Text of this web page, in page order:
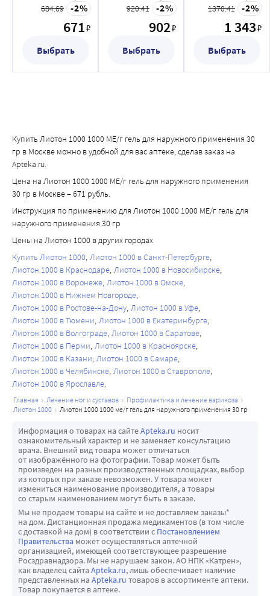
применения 30
684.69
2
671₽
Выбрать
применения 50
920.41
2
902₽
Выбрать
применения 100
1370.41
2
1 343₽
Выбрать
Купить Лиотон 1000 1000 МЕ/г гель для наружного применения 30
гр в Москве можно в удобной для вас аптеке, сделав заказ на
Apteka.ru.
Цена на Лиотон 1000 1000 МЕ/г гель для наружного применения
30 гр в Москве – 671 рубль.
Инструкция по применению для Лиотон 1000 1000 МЕ/г гель для
наружного применения 30 гр
Цены на Лиотон 1000 в других городах
Купить Лиотон 1000 Лиотон 1000 в Санкт-Петербурге
Лиотон 1000 в Краснодаре Лиотон 1000 в Новосибирске
Лиотон 1000 в Воронеже Лиотон 1000 в Омске
Лиотон 1000 в Нижнем Новгороде
Лиотон 1000 в Ростове-на-Дону Лиотон 1000 в Уфе
Лиотон 1000 в Тюмени Лиотон 1000 в Екатеринбурге
Лиотон 1000 в Волгограде Лиотон 1000 в Саратове
Лиотон 1000 в Перми Лиотон 1000 в Красноярске
Лиотон 1000 в Казани Лиотон 1000 в Самаре
Лиотон 1000 в Челябинске Лиотон 1000 в Ставрополе
Лиотон 1000 в Ярославле
главная лечение ног и суставов
профилактика и лечение варикоза
лиотон 1000
лиотон 1000 1000 ме/г гель для наружного применения 30 гр
Информация о товарах на сайтеApteka.ru носит
ознакомительный характер и не заменяет консультацию
врача. Внешний вид товара может отличаться
от изображённого на фотографии. Товар может быть
произведен на разных производственных площадках, выбор
из которых при заказе невозможен. У товара может
измениться наименование производителя, а товары
со старым наименованием могут быть в заказе.
Мы не продаем товары на сайте и не доставляем заказы*
на дом. Дистанционная продажа медикаментов (в том числе
с доставкой на дом) в соответствии с Постановлением
Правительства может осуществляться аптечной
организацией, имеющей соответствующее разрешение
Росздравнадзора. Мы не нарушаем закон. АО НПК «Катрен»,
как владелец сайта Apteka.ru, лишь обеспечивает наличие
представленных на Apteka.ru товаров в ассортименте аптеки.
Товар покупается в аптеке.